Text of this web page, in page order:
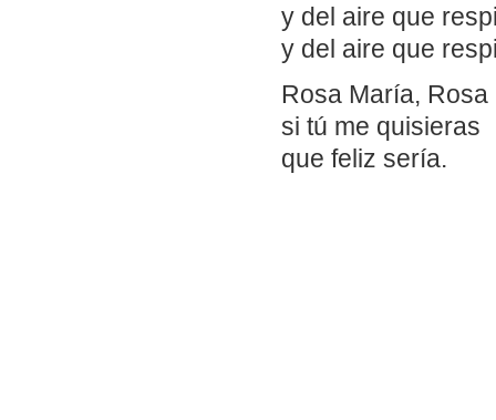
y del aire que
y del aire que
Rosa María, Rosa
si tú me quisieras
que feliz sería.